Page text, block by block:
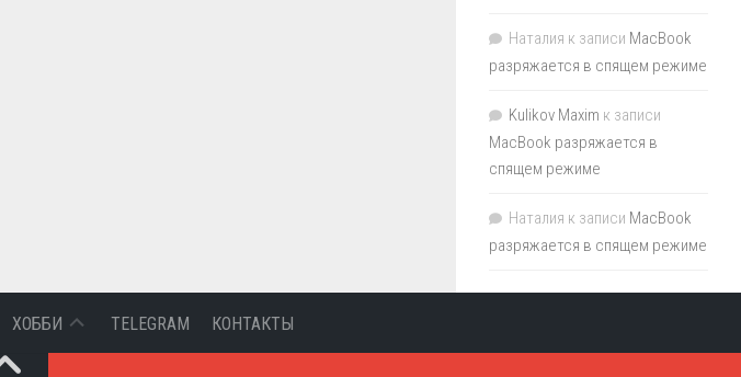
Наталия к записи MacBook
разряжается в спящем режиме
Kulikov Maxim к записи
MacBook разряжается в
спящем режиме
Наталия к записи MacBook
разряжается в спящем режиме
ХОББИ
СОБЫТИЯ
TELEGRAM КОНТАКТЫ